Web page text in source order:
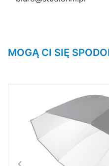
MOGĄ CI SIĘ